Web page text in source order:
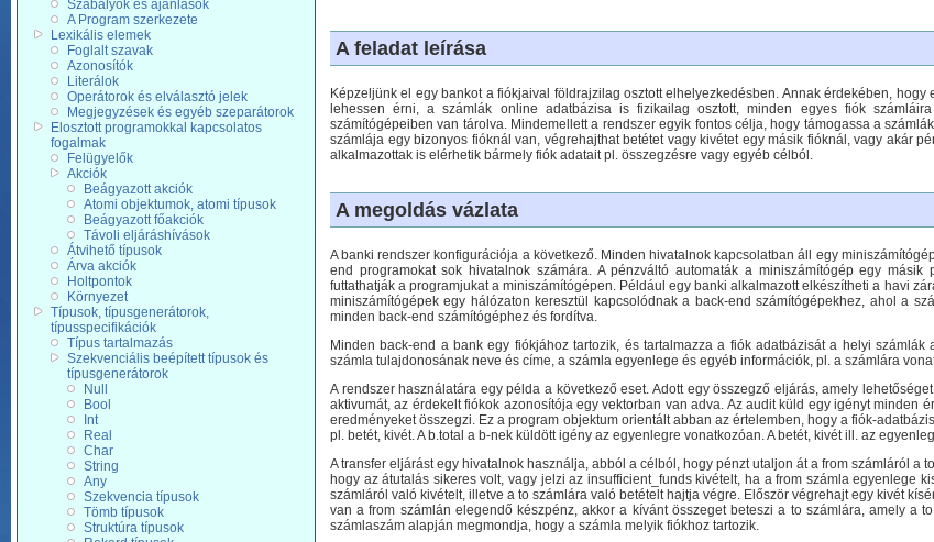
Szabályok és ajánlások
A Program szerkezete
Lexikális elemek
Foglalt szavak
Azonosítók
Literálok
Operátorok és elválasztó jelek
Megjegyzések és egyéb szeparátorok
Elosztott programokkal kapcsolatos
fogalmak
Felügyelők
Akciók
Beágyazott akciók
Atomi objektumok, atomi típusok
Beágyazott főakciók
Távoli eljáráshívások
Átvihető típusok
Árva akciók
Holtpontok
Környezet
Típusok, típusgenerátorok,
típusspecifikációk
Típus tartalmazás
Szekvenciális beépített típusok és
típusgenerátorok
Null
Bool
Int
Real
Char
String
Any
Szekvencia típusok
Tömb típusok
Struktúra típusok
A feladat leírása
Képzeljünk el egy bankot a fiókjaival földrajzilag osztott elhelyezkedésben. Annak érdekében,
lehessen érni, a számlák online adatbázisa is fizikailag osztott, minden egyes fiók
számítógépeiben van tárolva. Mindemellett a rendszer egyik fontos célja, hogy támogassa a
számlája egy bizonyos fióknál van, végrehajthat betétet vagy kivétet egy másik fióknál, vagy akár
alkalmazottak is elérhetik bármely fiók adatait pl. összegzésre vagy egyéb célból.
A megoldás vázlata
A banki rendszer konfigurációja a következő. Minden hivatalnok kapcsolatban áll egy
end programokat sok hivatalnok számára. A pénzváltó automaták a miniszámítógép egy
futtathatják a programjukat a miniszámítógépen. Például egy banki alkalmazott elkészítheti a havi
miniszámítógépek egy hálózaton keresztül kapcsolódnak a back-end számítógépekhez, ahol a
minden back-end számítógéphez és fordítva.
Minden back-end a bank egy fiókjához tartozik, és tartalmazza a fiók adatbázisát a helyi
számla tulajdonosának neve és címe, a számla egyenlege és egyéb információk, pl. a számlára
A rendszer használatára egy példa a következő eset. Adott egy összegző eljárás, amely
aktivumát, az érdekelt fiókok azonosítója egy vektorban van adva. Az audit küld egy igényt minden
eredményeket összegzi. Ez a program objektum orientált abban az értelemben, hogy a fiók-
pl. betét, kivét. A b.total a b-nek küldött igény az egyenlegre vonatkozóan. A betét, kivét ill. az
A transfer eljárást egy hivatalnok használja, abból a célból, hogy pénzt utaljon át a from számláról a
hogy az átutalás sikeres volt, vagy jelzi az insufficient_funds kivételt, ha a from számla egyenlege
számláról való kivételt, illetve a to számlára való betételt hajtja végre. Először végrehajt egy kivét
van a from számlán elegendő készpénz, akkor a kívánt összeget beteszi a to számlára, amely a
számlaszám alapján megmondja, hogy a számla melyik fiókhoz tartozik.